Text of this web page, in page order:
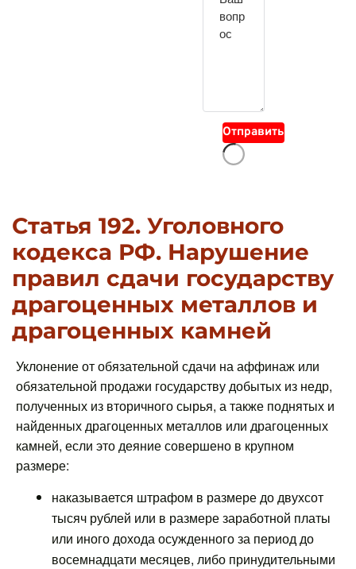
Отправить
Статья 192. Уголовного
кодекса РФ. Нарушение
правил сдачи государству
драгоценных металлов и
драгоценных камней
Уклонение от обязательной сдачи на аффинаж или
обязательной продажи государству добытых из недр,
полученных из вторичного сырья, а также поднятых и
найденных драгоценных металлов или драгоценных
камней, если это деяние совершено в крупном
размере:
наказывается штрафом в размере до двухсот
тысяч рублей или в размере заработной платы
или иного дохода осужденного за период до
восемнадцати месяцев, либо принудительными